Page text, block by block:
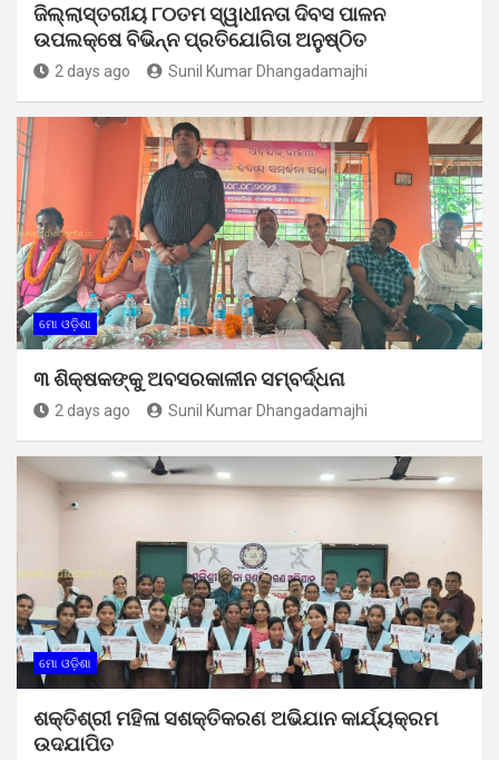
ଜିଲ୍ଲାସ୍ତରୀୟ ୮୦ତମ ସ୍ୱାଧୀନତା ଦିବସ ପାଳନ
ଉପଲକ୍ଷେ ବିଭିନ୍ନ ପ୍ରତିଯୋଗିତା ଅନୁଷ୍ଠିତ
2 days ago Sunil Kumar Dhangadamajhi
ମୋ ଓଡ଼ିଶା
୩ ଶିକ୍ଷକଙ୍କୁ ଅବସରକାଳୀନ ସମ୍ବର୍ଦ୍ଧନା
2 days ago Sunil Kumar Dhangadamajhi
ମୋ ଓଡ଼ିଶା
ଶକ୍ତିଶ୍ରୀ ମହିଳା ସଶକ୍ତିକରଣ ଅଭିଯାନ କାର୍ଯ୍ୟକ୍ରମ
ଉଦଯାପିତ